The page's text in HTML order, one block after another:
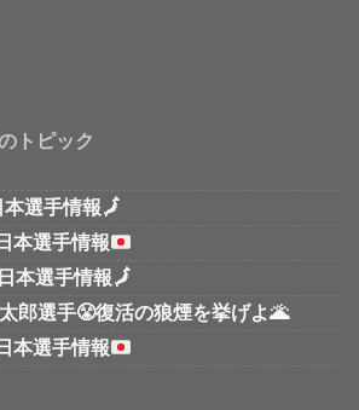
トピック
本選手情報🗾
日本選手情報
日本選手情報🗾
郎選手😤復活の狼煙を挙げよ🌋
日本選手情報